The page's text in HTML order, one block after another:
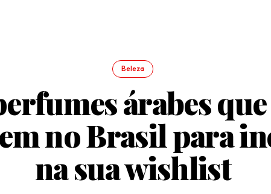
Beleza
árabes
no Brasil para
na sua wishlist